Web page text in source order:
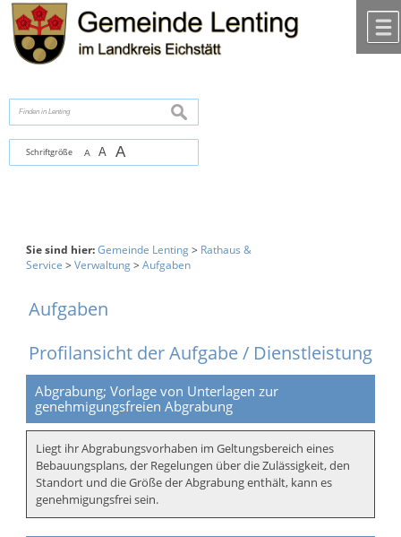
Zum Inhalt,zur Navigation oder zur Startseite springen.
Schriftgröße A A A
suchen
Sie sind hier: Gemeinde Lenting > Rathaus &
Service >Verwaltung >Aufgaben
Aufgaben
Profilansicht der Aufgabe / Dienstleistung
Abgrabung; Vorlage von Unterlagen zur
genehmigungsfreien Abgrabung
Liegt ihr Abgrabungsvorhaben im Geltungsbereich eines
Bebauungsplans, der Regelungen über die Zulässigkeit, den
Standort und die Größe der Abgrabung enthält, kann es
genehmigungsfrei sein.